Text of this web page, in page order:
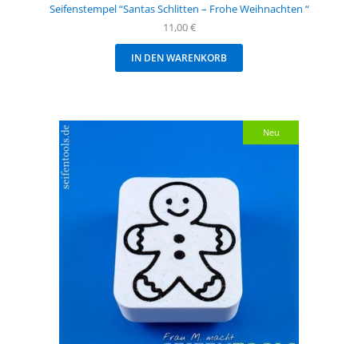
Seifenstempel “Santas Schlitten – Frohe Weihnachten “
11,00€
IN DEN WARENKORB
Neu